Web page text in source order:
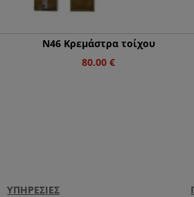
Ν46 Κρεμάστρα τοίχου
80.00€
ΥΠΗΡΕΣΙΕΣ